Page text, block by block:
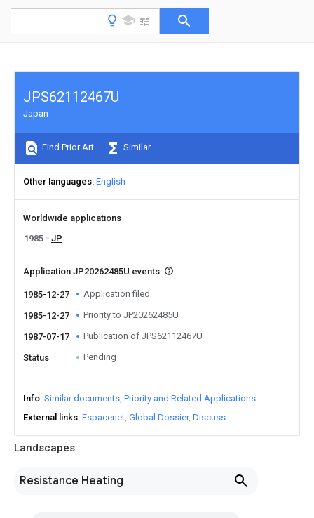
Landscapes
Resistance Heating
JPS62112467U
Japan
Find Prior Art Similar
Other languages English
Worldwide applications
1985
JP
Application JP20262485U events
1985-12-27 Application filed
1985-12-27 Priority to JP20262485U
1987-07-17 Publication of JPS62112467U
Status Pending
Info Similar documents Priority and Related Applications
External links Espacenet Global Dossier Discuss